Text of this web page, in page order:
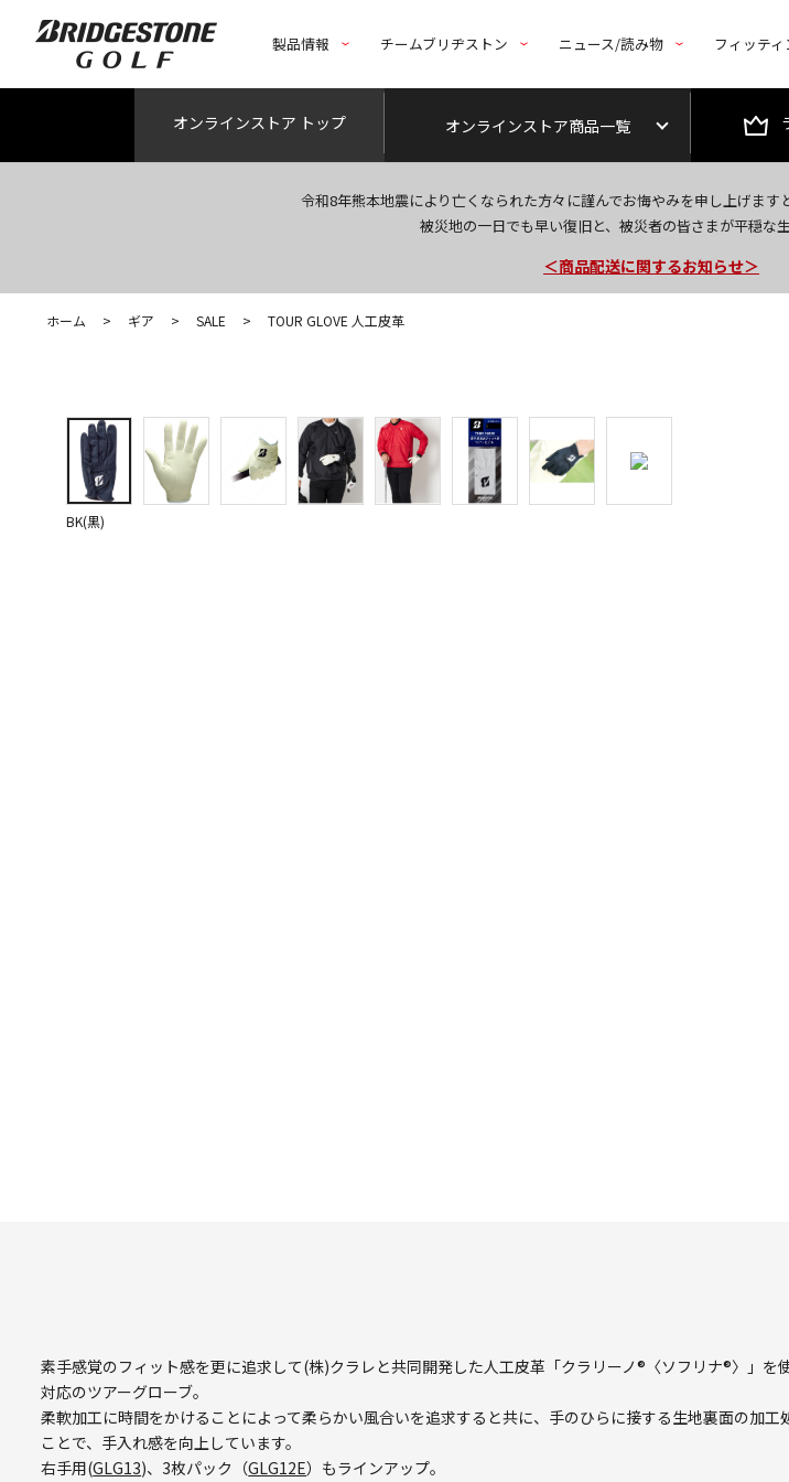
製品情報 チームブリヂストン ニュース/読み物 フィッテ
オンラインストア トップ オンラインストア商品一覧
令和8年熊本地震により亡くなられた方々に謹んでお悔やみを申し上げます
被災地の一日でも早い復旧と、被災者の皆さまが平穏な
今なら新規会員登録で1,000円
＜商品配送に関するお知らせ＞
＜夏季休暇中のご注文・発送・お問
ホーム > ギア > SALE > TOUR GLOVE 人工皮革
BK(黒)
素手感覚のフィット感を更に追求して(株)クラレと共同開発した人工皮革「クラリーノ®〈ソフリナ®〉」を
対応のツアーグローブ。
柔軟加工に時間をかけることによって柔らかい風合いを追求すると共に、手のひらに接する生地裏面の加工
ことで、手入れ感を向上しています。
右手用(GLG13)、3枚パック（GLG12E）もラインアップ。